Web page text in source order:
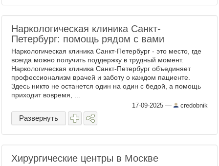
Наркологическая клиника Санкт-
Петербург: помощь рядом с вами
Наркологическая клиника Санкт-Петербург - это место, где
всегда можно получить поддержку в трудный момент.
Наркологическая клиника Санкт-Петербург объединяет
профессионализм врачей и заботу о каждом пациенте.
Здесь никто не останется один на один с бедой, а помощь
приходит вовремя, ...
17-09-2025 — credobnik
Развернуть
Хирургические центры в Москве